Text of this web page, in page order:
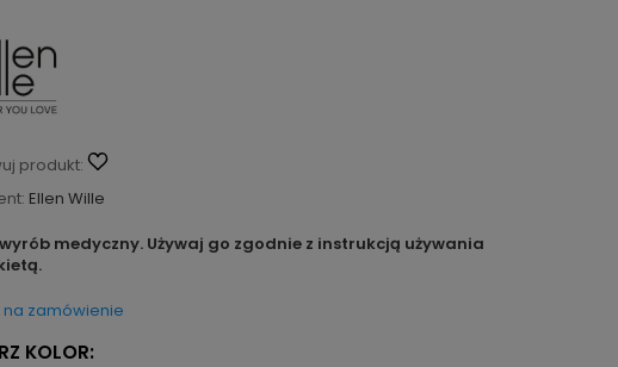
produkt:
Ellen Wille
medyczny. Używaj go zgodnie z instrukcją używania
na zamówienie
KOLOR: